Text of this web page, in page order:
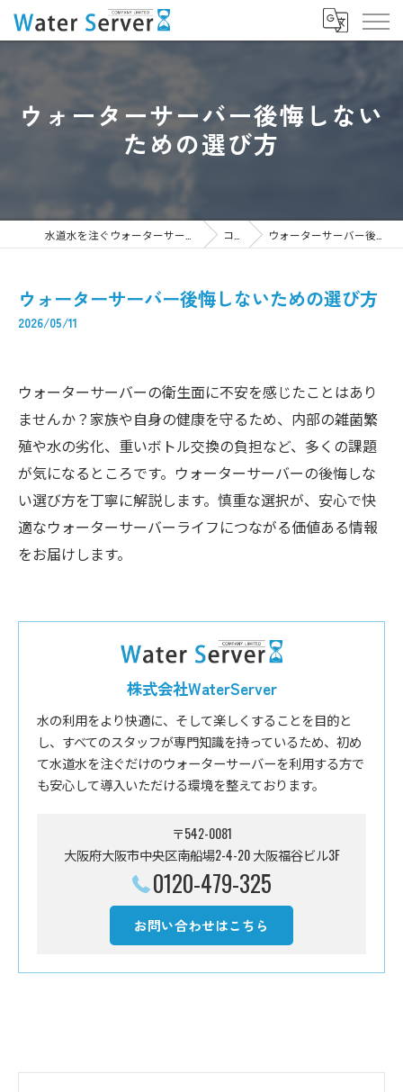
ウォーターサーバー後悔しない
ための選び方
コラム ウォーターサーバー後悔しないための選び方
ウォーターサーバー後悔しないための選び方
2026/05/11
ウォーターサーバーの衛生面に不安を感じたことはあり
ませんか？家族や自身の健康を守るため、内部の雑菌繁
殖や水の劣化、重いボトル交換の負担など、多くの課題
が気になるところです。ウォーターサーバーの後悔しな
い選び方を丁寧に解説します。慎重な選択が、安心で快
適なウォーターサーバーライフにつながる価値ある情報
をお届けします。
株式会社WaterServer
水の利用をより快適に、そして楽しくすることを目的と
し、すべてのスタッフが専門知識を持っているため、初め
て水道水を注ぐだけのウォーターサーバーを利用する方で
も安心して導入いただける環境を整えております。
〒542-0081
大阪府大阪市中央区南船場2-4-20 大阪福谷ビル3F
0120-479-325
お問い合わせはこちら